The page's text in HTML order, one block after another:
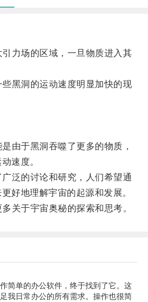
力场的区域，一旦物质进入其
黑洞的运动速度明显加快的现
于黑洞吞噬了更多的物质，
速度。
的讨论和研究，人们希望通
好地理解宇宙的起源和发展。
于宇宙奥秘的探索和思考。
简单的办公软件，终于找到了它。这
我日常办公的所有需求。操作也很简